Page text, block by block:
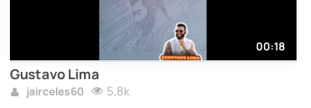
00:18
Gustavo Lima
jairceles60 5,8k